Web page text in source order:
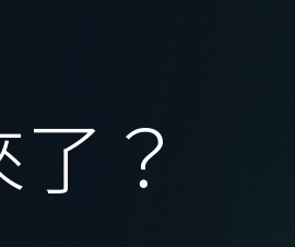
？